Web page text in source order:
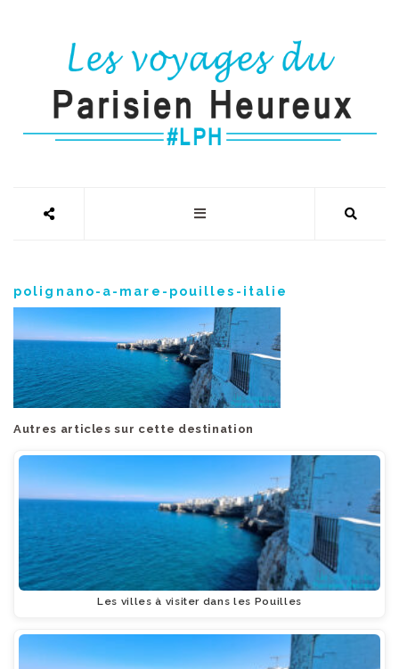
polignano-a-mare-pouilles-italie
Autres articles sur cette destination
Les villes à visiter dans les Pouilles